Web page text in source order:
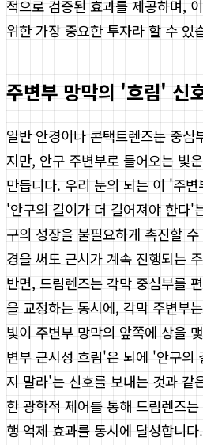
적으로 검증된 효과를 제공하며,
위한 가장 중요한 투자라 할 수 있
주변부 망막의 '흐림' 신
일반 안경이나 콘택트렌즈는 중심
지만, 안구 주변부로 들어오는 빛
만듭니다. 우리 눈의 뇌는 이 '주
'안구의 길이가 더 길어져야 한다'
구의 성장을 불필요하게 촉진할
경을 써도 근시가 계속 진행되는
반면, 드림렌즈는 각막 중심부를
을 교정하는 동시에, 각막 주변부
빛이 주변부 망막의 앞쪽에 상을
변부 근시성 흐림'은 뇌에 '안구의
지 말라'는 신호를 보내는 것과 같
한 광학적 제어를 통해 드림렌즈는
행 억제 효과를 동시에 달성합니다.